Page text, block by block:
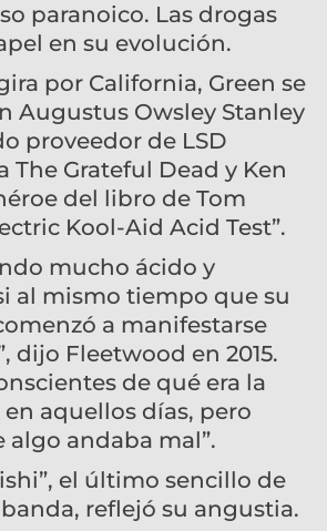
paranoico. Las drogas
en su evolución.
por California, Green se
Augustus Owsley Stanley
proveedor de LSD
The Grateful Dead y Ken
del libro de Tom
Kool-Aid Acid Test”.
mucho ácido y
al mismo tiempo que su
a manifestarse
dijo Fleetwood en 2015.
de qué era la
aquellos días, pero
algo andaba mal”.
el último sencillo de
reflejó su angustia.